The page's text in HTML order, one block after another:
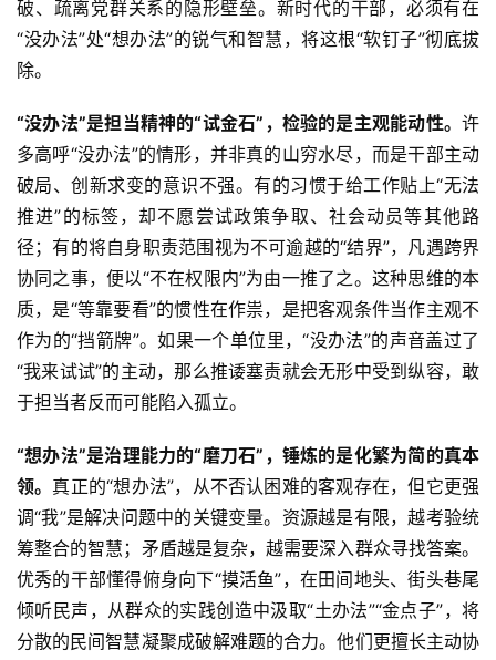
破、疏离党群关系的隐形壁垒。新时代的干部，必须有在
“没办法”处“想办法”的锐气和智慧，将这根“软钉子”彻底拔
除。
“没办法”是担当精神的“试金石”，检验的是主观能动性。 许
多高呼“没办法”的情形，并非真的山穷水尽，而是干部主动
破局、创新求变的意识不强。有的习惯于给工作贴上“无法
推进”的标签，却不愿尝试政策争取、社会动员等其他路
径；有的将自身职责范围视为不可逾越的“结界”，凡遇跨界
协同之事，便以“不在权限内”为由一推了之。这种思维的本
质，是“等靠要看”的惯性在作祟，是把客观条件当作主观不
作为的“挡箭牌”。如果一个单位里，“没办法”的声音盖过了
“我来试试”的主动，那么推诿塞责就会无形中受到纵容，敢
于担当者反而可能陷入孤立。
“想办法”是治理能力的“磨刀石”，锤炼的是化繁为简的真本
领。 真正的“想办法”，从不否认困难的客观存在，但它更强
调“我”是解决问题中的关键变量。资源越是有限，越考验统
筹整合的智慧；矛盾越是复杂，越需要深入群众寻找答案。
优秀的干部懂得俯身向下“摸活鱼”，在田间地头、街头巷尾
倾听民声，从群众的实践创造中汲取“土办法”“金点子”，将
分散的民间智慧凝聚成破解难题的合力。他们更擅长主动协